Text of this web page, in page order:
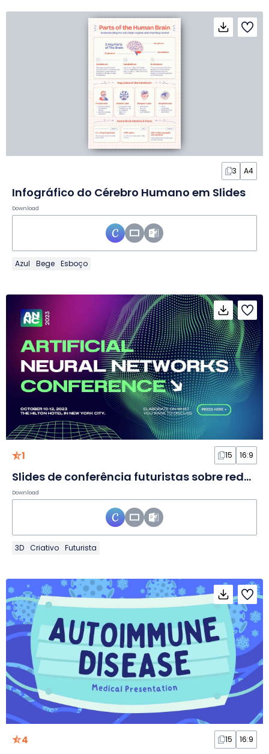
3 A4
Infográfico do Cérebro Humano em Slides
Download
Azul Bege Esboço
1 15 16:9
Slides de conferência futuristas sobre redes neurais artificiais
Download
3D Criativo Futurista
4 15 16:9